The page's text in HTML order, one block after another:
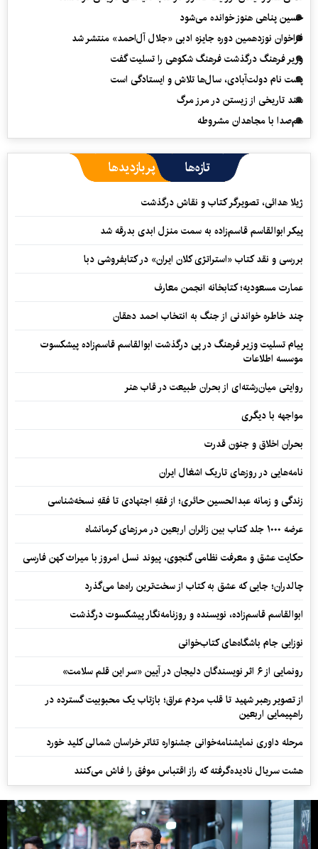
حسین پناهی هنوز خوانده می‌شود
فراخوان نوزدهمین دوره جایزه ادبی «جلال آل‌احمد» منتشر شد
وزیر فرهنگ درگذشت فرهنگ شکوهی را تسلیت گفت
پشت نام دولت‌آبادی، سال‌ها تلاش و ایستادگی است
سند تاریخی از زیستن در مرز مرگ
هم‌صدا با مجاهدان مشروطه
تازه‌ها پربازدیدها
ژیلا هدائی، تصویرگر کتاب و نقاش درگذشت
پیکر ابوالقاسم قاسم‌زاده به سمت منزل ابدی بدرقه شد
بررسی و نقد کتاب «استراتژی کلان ایران» در کتابفروشی دبا
عمارت مسعودیه؛ کتابخانه انجمن معارف
چند خاطره خواندنی از جنگ به انتخاب احمد دهقان
پیام تسلیت وزیر فرهنگ در پی درگذشت ابوالقاسم قاسم‌زاده پیشکسوت
موسسه اطلاعات
روایتی میان‌رشته‌ای از بحران طبیعت در قاب هنر
مواجهه با دیگری
بحران اخلاق و جنون قدرت
نامه‌هایی در روزهای تاریک اشغال ایران
زندگی و زمانه عبدالحسین حائری؛ از فقهِ اجتهادی تا فقهِ نسخه‌شناسی
عرضه ۱۰۰۰ جلد کتاب بین زائران اربعین در مرزهای کرمانشاه
حکایت عشق و معرفت نظامی گنجوی، پیوند نسل امروز با میراث کهن فارسی
چالدران؛ جایی که عشق به کتاب از سخت‌ترین راه‌ها می‌گذرد
ابوالقاسم قاسم‌زاده، نویسنده و روزنامه‌نگار پیشکسوت درگذشت
نوزایی جام باشگاه‌های کتاب‌خوانی
رونمایی از ۶ اثر نویسندگان دلیجان در آیین «سر این قلم سلامت»
از تصویر رهبر شهید تا قلب مردم عراق؛ بازتاب یک محبوبیت گسترده در
راهپیمایی اربعین
مرحله داوری نمایشنامه‌خوانی جشنواره تئاتر خراسان شمالی کلید خورد
هشت سریال نادیده‌گرفته که راز اقتباس موفق را فاش می‌کنند